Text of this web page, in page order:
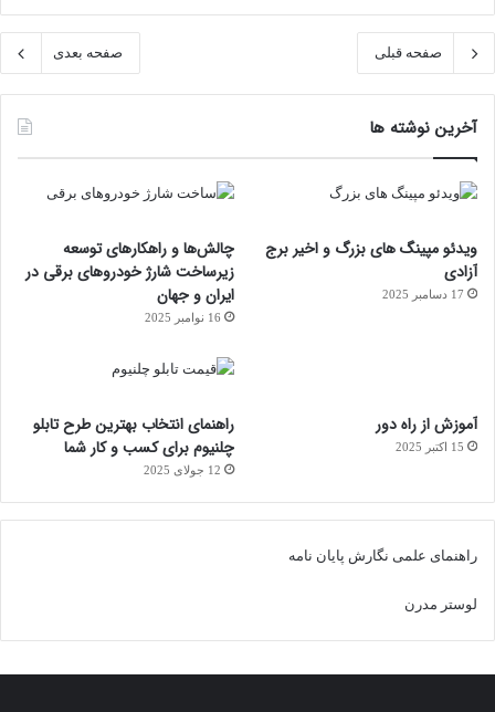
صفحه قبلی صفحه بعدی
آخرین نوشته ها
ویدئو مپینگ های بزرگ و اخیر برج
آزادی
17 دسامبر 2025
چالش‌ها و راهکارهای توسعه
زیرساخت شارژ خودروهای برقی در
ایران و جهان
16 نوامبر 2025
آموزش از راه دور
15 اکتبر 2025
راهنمای انتخاب بهترین طرح تابلو
چلنیوم برای کسب و کار شما
12 جولای 2025
راهنمای علمی نگارش پایان نامه
لوستر مدرن